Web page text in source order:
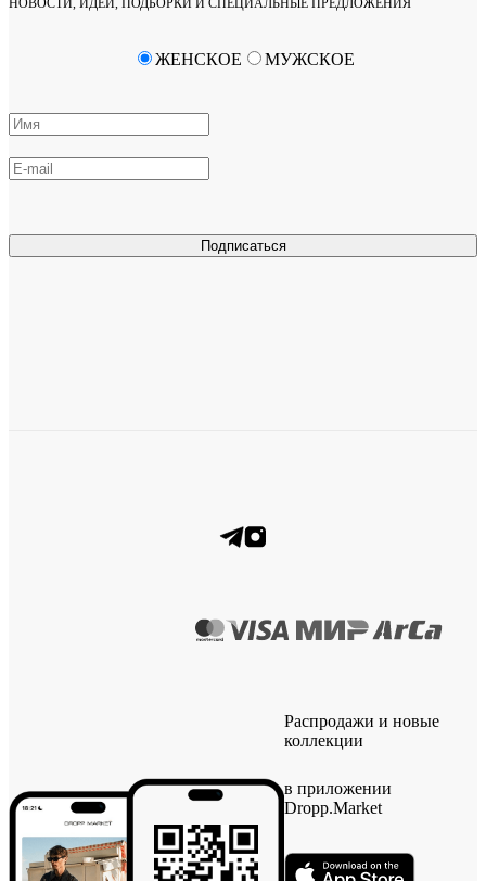
НОВОСТИ, ИДЕИ, ПОДБОРКИ И СПЕЦИАЛЬНЫЕ ПРЕДЛОЖЕНИЯ
Подписаться
ЖЕНСКОЕ МУЖСКОЕ
Распродажи и новые
коллекции
в приложении
Dropp.Market